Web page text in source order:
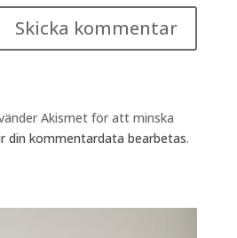
Akismet för att minska
din kommentardata bearbetas.